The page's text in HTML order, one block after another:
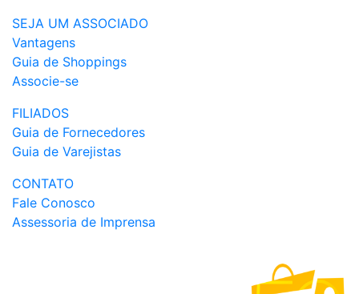
SEJA UM ASSOCIADO
Vantagens
Guia de Shoppings
Associe-se
FILIADOS
Guia de Fornecedores
Guia de Varejistas
CONTATO
Fale Conosco
Assessoria de Imprensa